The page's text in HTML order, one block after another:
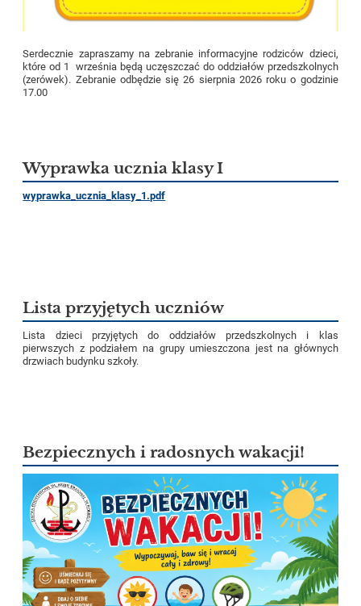
Serdecznie zapraszamy na zebranie informacyjne rodziców dzieci,
które od 1 września będą uczęszczać do oddziałów przedszkolnych
(zerówek). Zebranie odbędzie się 26 sierpnia 2026 roku o godzinie
17.00
Wyprawka ucznia klasy I
wyprawka_ucznia_klasy_1.pdf
Lista przyjętych uczniów
Lista dzieci przyjętych do oddziałów przedszkolnych i klas
pierwszych z podziałem na grupy umieszczona jest na głównych
drzwiach budynku szkoły.
Bezpiecznych i radosnych wakacji!